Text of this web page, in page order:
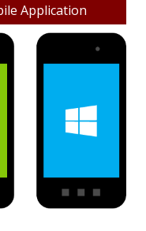
Application